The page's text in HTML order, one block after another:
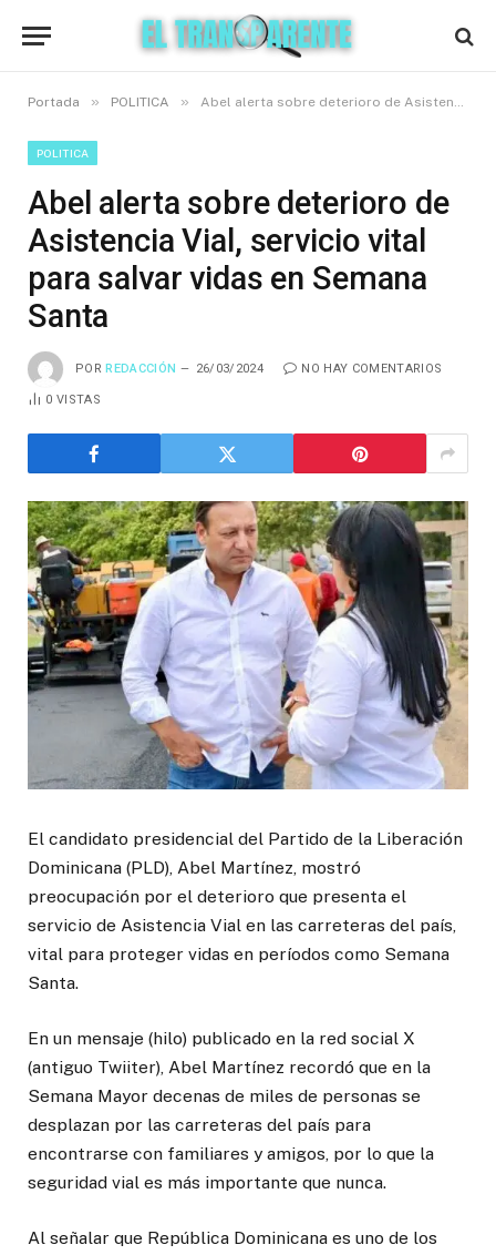
Portada » POLITICA » Abel alerta sobre deterioro de Asistencia Vial, servicio vital para salvar vidas en Semana Santa
POLITICA
Abel alerta sobre deterioro de
Asistencia Vial, servicio vital
para salvar vidas en Semana
Santa
POR REDACCIÓN 26/03/2024 NO HAY COMENTARIOS
0VISTAS
El candidato presidencial del Partido de la Liberación
Dominicana (PLD), Abel Martínez, mostró
preocupación por el deterioro que presenta el
servicio de Asistencia Vial en las carreteras del país,
vital para proteger vidas en períodos como Semana
Santa.
En un mensaje (hilo) publicado en la red social X
(antiguo Twiiter), Abel Martínez recordó que en la
Semana Mayor decenas de miles de personas se
desplazan por las carreteras del país para
encontrarse con familiares y amigos, por lo que la
seguridad vial es más importante que nunca.
Al señalar que República Dominicana es uno de los